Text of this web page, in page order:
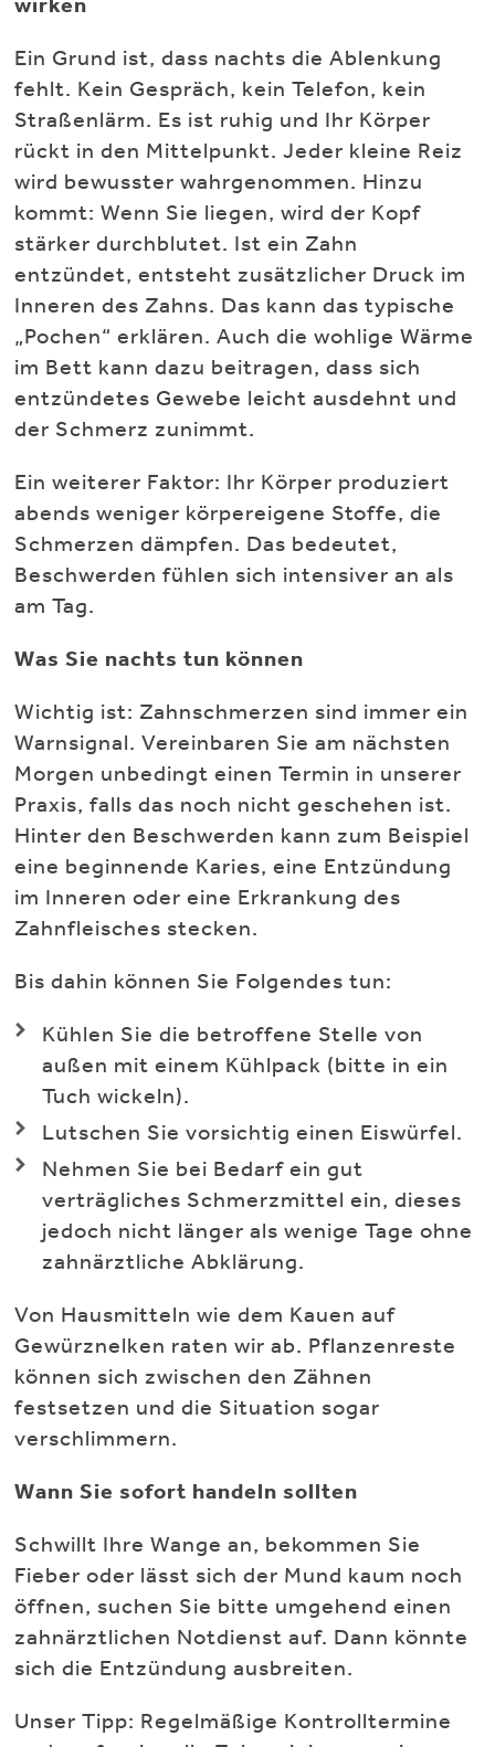
Ein Grund ist, dass nachts die Ablenkung
fehlt. Kein Gespräch, kein Telefon, kein
Straßenlärm. Es ist ruhig und Ihr Körper
rückt in den Mittelpunkt. Jeder kleine Reiz
wird bewusster wahrgenommen. Hinzu
kommt: Wenn Sie liegen, wird der Kopf
stärker durchblutet. Ist ein Zahn
entzündet, entsteht zusätzlicher Druck im
Inneren des Zahns. Das kann das typische
„Pochen“ erklären. Auch die wohlige Wärme
im Bett kann dazu beitragen, dass sich
entzündetes Gewebe leicht ausdehnt und
der Schmerz zunimmt.
Ein weiterer Faktor: Ihr Körper produziert
abends weniger körpereigene Stoffe, die
Schmerzen dämpfen. Das bedeutet,
Beschwerden fühlen sich intensiver an als
am Tag.
Was Sie nachts tun können
Wichtig ist: Zahnschmerzen sind immer ein
Warnsignal. Vereinbaren Sie am nächsten
Morgen unbedingt einen Termin in unserer
Praxis, falls das noch nicht geschehen ist.
Hinter den Beschwerden kann zum Beispiel
eine beginnende Karies, eine Entzündung
im Inneren oder eine Erkrankung des
Zahnfleisches stecken.
Bis dahin können Sie Folgendes tun:
Kühlen Sie die betroffene Stelle von
außen mit einem Kühlpack (bitte in ein
Tuch wickeln).
Lutschen Sie vorsichtig einen Eiswürfel.
Nehmen Sie bei Bedarf ein gut
verträgliches Schmerzmittel ein, dieses
jedoch nicht länger als wenige Tage ohne
zahnärztliche Abklärung.
Von Hausmitteln wie dem Kauen auf
Gewürznelken raten wir ab. Pflanzenreste
können sich zwischen den Zähnen
festsetzen und die Situation sogar
verschlimmern.
Wann Sie sofort handeln sollten
Schwillt Ihre Wange an, bekommen Sie
Fieber oder lässt sich der Mund kaum noch
öffnen, suchen Sie bitte umgehend einen
zahnärztlichen Notdienst auf. Dann könnte
sich die Entzündung ausbreiten.
Unser Tipp: Regelmäßige Kontrolltermine